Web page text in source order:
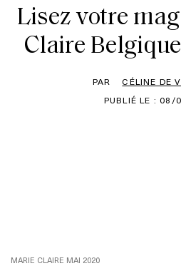
Lisez votre
Claire
PAR
CÉLINE DE
PUBLIÉ LE : 08/
MARIE CLAIRE MAI 2020